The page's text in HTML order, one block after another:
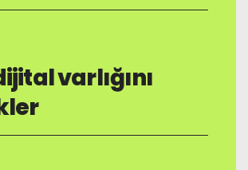
varlığını